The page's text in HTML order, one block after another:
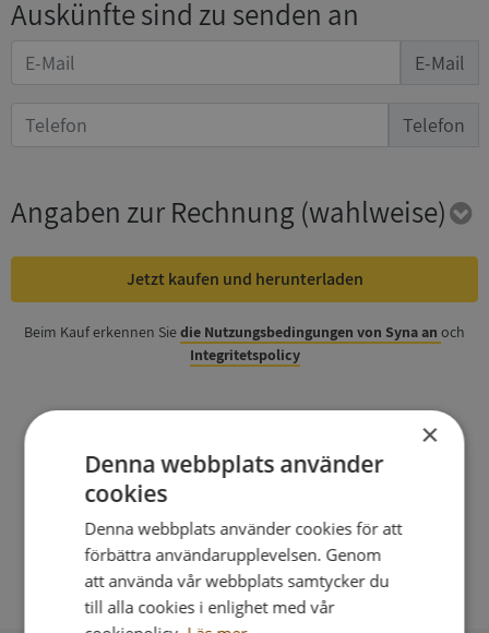
Auskünfte sind zu senden an
E-Mail
Telefon
Angaben zur Rechnung (wahlweise)
Jetzt kaufen und herunterladen
Beim Kauf erkennen Siedie Nutzungsbedingungen von Syna an och
Integritetspolicy
×
Denna webbplats använder
cookies
Denna webbplats använder cookies för att
förbättra användarupplevelsen. Genom
att använda vår webbplats samtycker du
till alla cookies i enlighet med vår